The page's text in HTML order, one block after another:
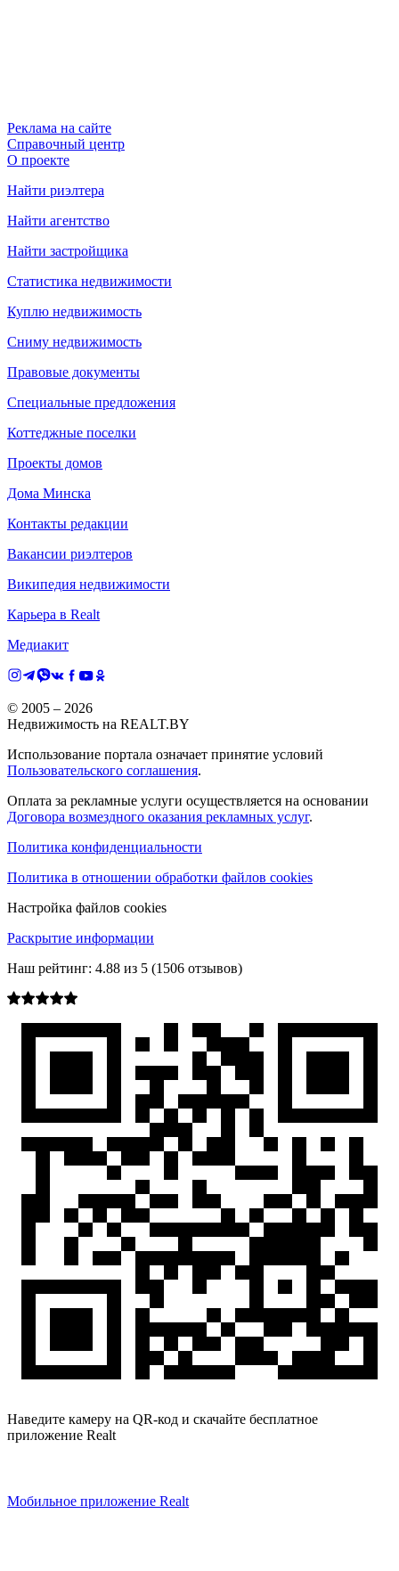
Реклама на сайте
Справочный центр
О проекте
Найти риэлтера
Найти агентство
Найти застройщика
Статистика недвижимости
Куплю недвижимость
Сниму недвижимость
Правовые документы
Специальные предложения
Коттеджные поселки
Проекты домов
Дома Минска
Контакты редакции
Вакансии риэлтеров
Википедия недвижимости
Карьера в Realt
Медиакит
© 2005 – 2026
Недвижимость на REALT.BY
Использование портала означает принятие условий
Пользовательского соглашения.
Оплата за рекламные услуги осуществляется на основании
Договора возмездного оказания рекламных услуг.
Политика конфиденциальности
Политика в отношении обработки файлов cookies
Настройка файлов cookies
Раскрытие информации
Наш рейтинг: 4.88 из 5 (1506 отзывов)
Наведите камеру на QR-код и скачайте бесплатное
приложение Realt
Мобильное приложение Realt